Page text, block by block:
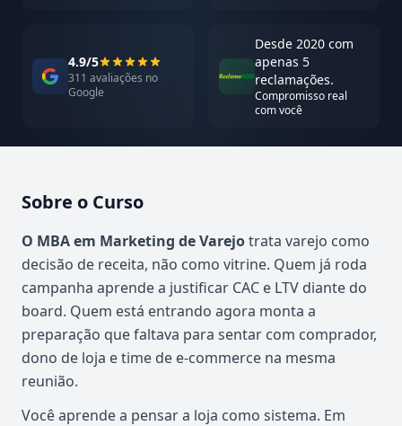
4.9/5
311 avaliações no
Google
Desde 2020 com
apenas 5
reclamações.
Compromisso real
com você
Sobre o Curso
Atualizado em abril de 2026
O MBA em Marketing de Varejotrata varejo como
decisão de receita, não como vitrine. Quem já roda
campanha aprende a justificar CAC e LTV diante do
board. Quem está entrando agora monta a
preparação que faltava para sentar com comprador,
dono de loja e time de e-commerce na mesma
reunião.
Você aprende a pensar a loja como sistema. Em